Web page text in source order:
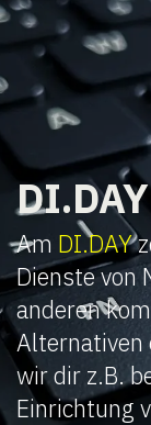
DI.DAY
Am DI.DAY
Dienste von
anderen
Alternativen
wir dir z.B.
Einrichtung